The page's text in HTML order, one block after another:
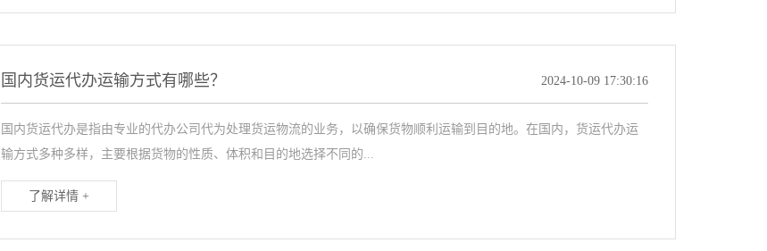
国内货运代办运输方式有哪些？ 2024-10-09 17:30:16
国内货运代办是指由专业的代办公司代为处理货运物流的业务，以确保货物顺利运输到目的地。在国内，货运代办运
输方式多种多样，主要根据货物的性质、体积和目的地选择不同的...
了解详情 +